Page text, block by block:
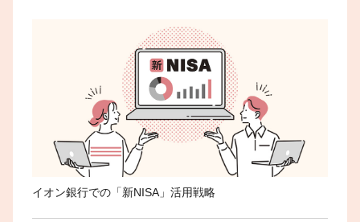
イオン銀行での「新NISA」活用戦略